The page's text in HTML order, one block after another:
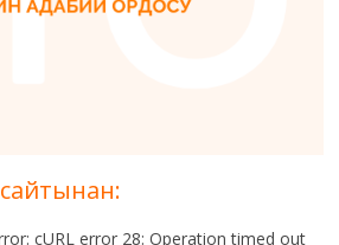
cURL error 28: Operation timed out